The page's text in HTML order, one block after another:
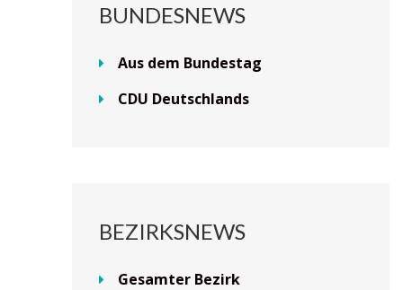
BUNDESNEWS
Aus dem Bundestag
CDU Deutschlands
BEZIRKSNEWS
Gesamter Bezirk